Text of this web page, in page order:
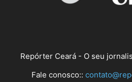
Repórter Ceará - O seu
Fale conosco::